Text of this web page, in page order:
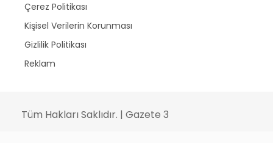
Çerez Politikası
Kişisel Verilerin Korunması
Gizlilik Politikası
Reklam
Tüm Hakları Saklıdır. | Gazete 3